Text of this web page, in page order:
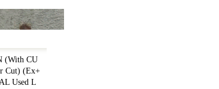
(With CU
Cut) (Ex+
Used L